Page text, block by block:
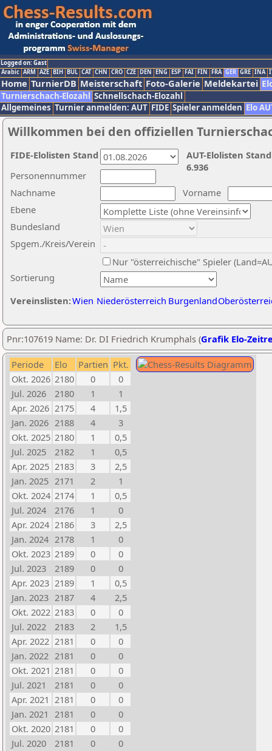
Logged on: Gast
Arabic ARM AZE BIH BUL CAT CHN CRO CZE DEN ENG ESP FAI FIN FRA GER GRE INA
Home TurnierDB Meisterschaft Foto-Galerie Meldekartei
Turnierschach-Elozahl Schnellschach-Elozahl
Allgemeines Turnier anmelden: AUT FIDE Spieler anmelden Elo
Willkommen bei den offiziellen
Nachname
Vorname
Ebene
Sortierung
Personennummer
Bundesland
Spgem./Kreis/Verein
Nur "österreichische" Spieler
Vereinslisten:Wien Niederösterreich Burgenland
AUT-Elolisten
6.936
FIDE-Elolisten Stand
Pnr:107619 Name: Dr. DI Friedrich Krumphals (Grafik Elo-
Periode Elo Partien Pkt.
Okt. 2026 2180 0
0
Jul. 2026
2180 1
1
Apr. 2026 2175 4
1,5
Jan. 2026 2188 4
3
Okt. 2025 2180 1
0,5
Jul. 2025
2182 1
0,5
Apr. 2025 2183 3
2,5
Jan. 2025 2171 2
1
Okt. 2024 2174 1
0,5
Jul. 2024
2176 1
0
Apr. 2024 2186 3
2,5
Jan. 2024 2178 1
0
Okt. 2023 2189 0
0
Jul. 2023
2189 0
0
Apr. 2023 2189 1
0,5
Jan. 2023 2187 4
2,5
Okt. 2022 2183 0
0
Jul. 2022
2183 2
1,5
Apr. 2022 2181 0
0
Jan. 2022 2181 0
0
Okt. 2021 2181 0
0
Jul. 2021
2181 0
0
Apr. 2021 2181 0
0
Jan. 2021 2181 0
0
Okt. 2020 2181 0
0
Jul. 2020
2181 0
0